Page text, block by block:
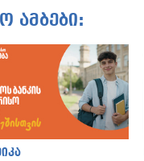
ამბები: